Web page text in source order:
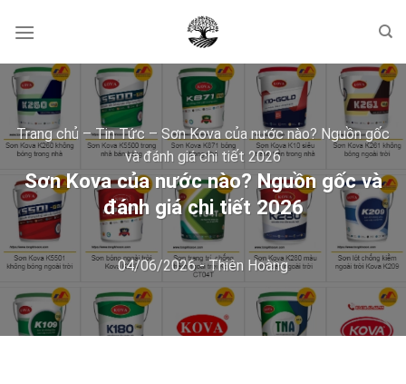
Trang chủ –Tin Tức – Sơn Kova của nước nào? Nguồn gốc
và đánh giá chi tiết 2026
Sơn Kova của nước nào? Nguồn gốc và
đánh giá chi tiết 2026
04/06/2026-Thiên Hoàng